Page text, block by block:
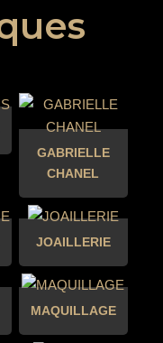
GABRIELLE
CHANEL
JOAILLERIE
MAQUILLAGE